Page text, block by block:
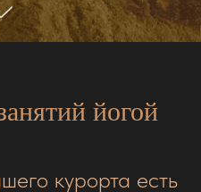
йогой
курорта есть